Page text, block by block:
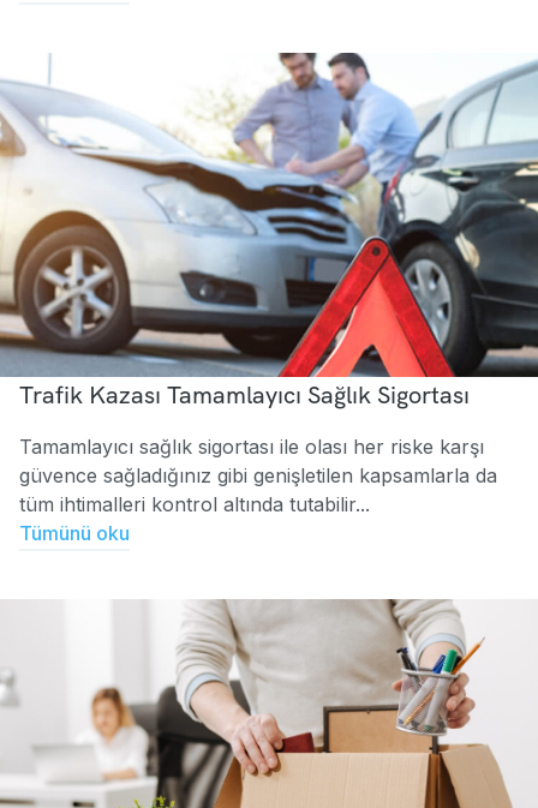
Trafik Kazası Tamamlayıcı Sağlık Sigortası
Tamamlayıcı sağlık sigortası ile olası her riske karşı
güvence sağladığınız gibi genişletilen kapsamlarla da
tüm ihtimalleri kontrol altında tutabilir...
Tümünü oku